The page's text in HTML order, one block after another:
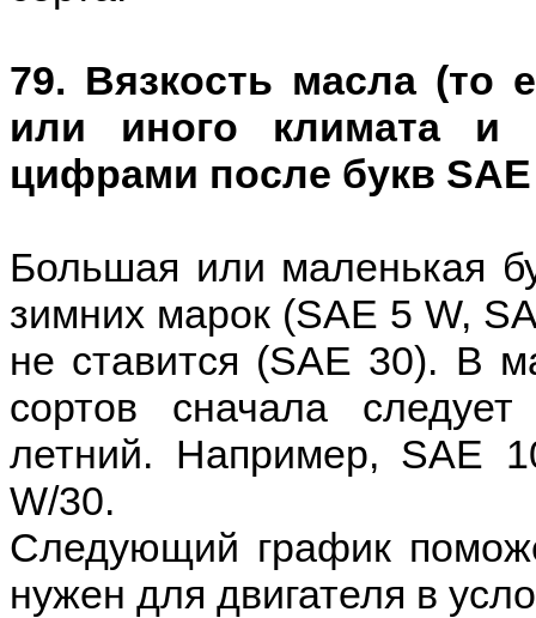
79. Вязкость масла (то
или иного климата и
цифрами после букв SAE
Большая или маленькая
зимних марок (SAE 5 W,
не ставится (SAE 30). В
сортов сначала
летний. Например, SAE
W/30.
Следующий график
нужен для двигателя в